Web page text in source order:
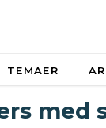
TEMAER
med